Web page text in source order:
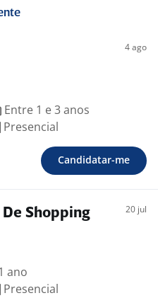
4 ago
Entre 1 e 3 anos
Presencial
Candidatar-me
Shopping 20 jul
ano
Presencial